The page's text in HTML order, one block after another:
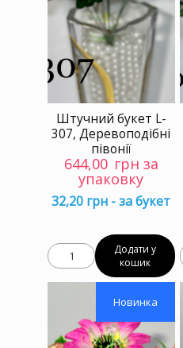
Штучний букет L-
307, Деревоподібні
півонії
644,00 грн за
упаковку
32,20 грн - за букет
Додати у
кошик
Новинка